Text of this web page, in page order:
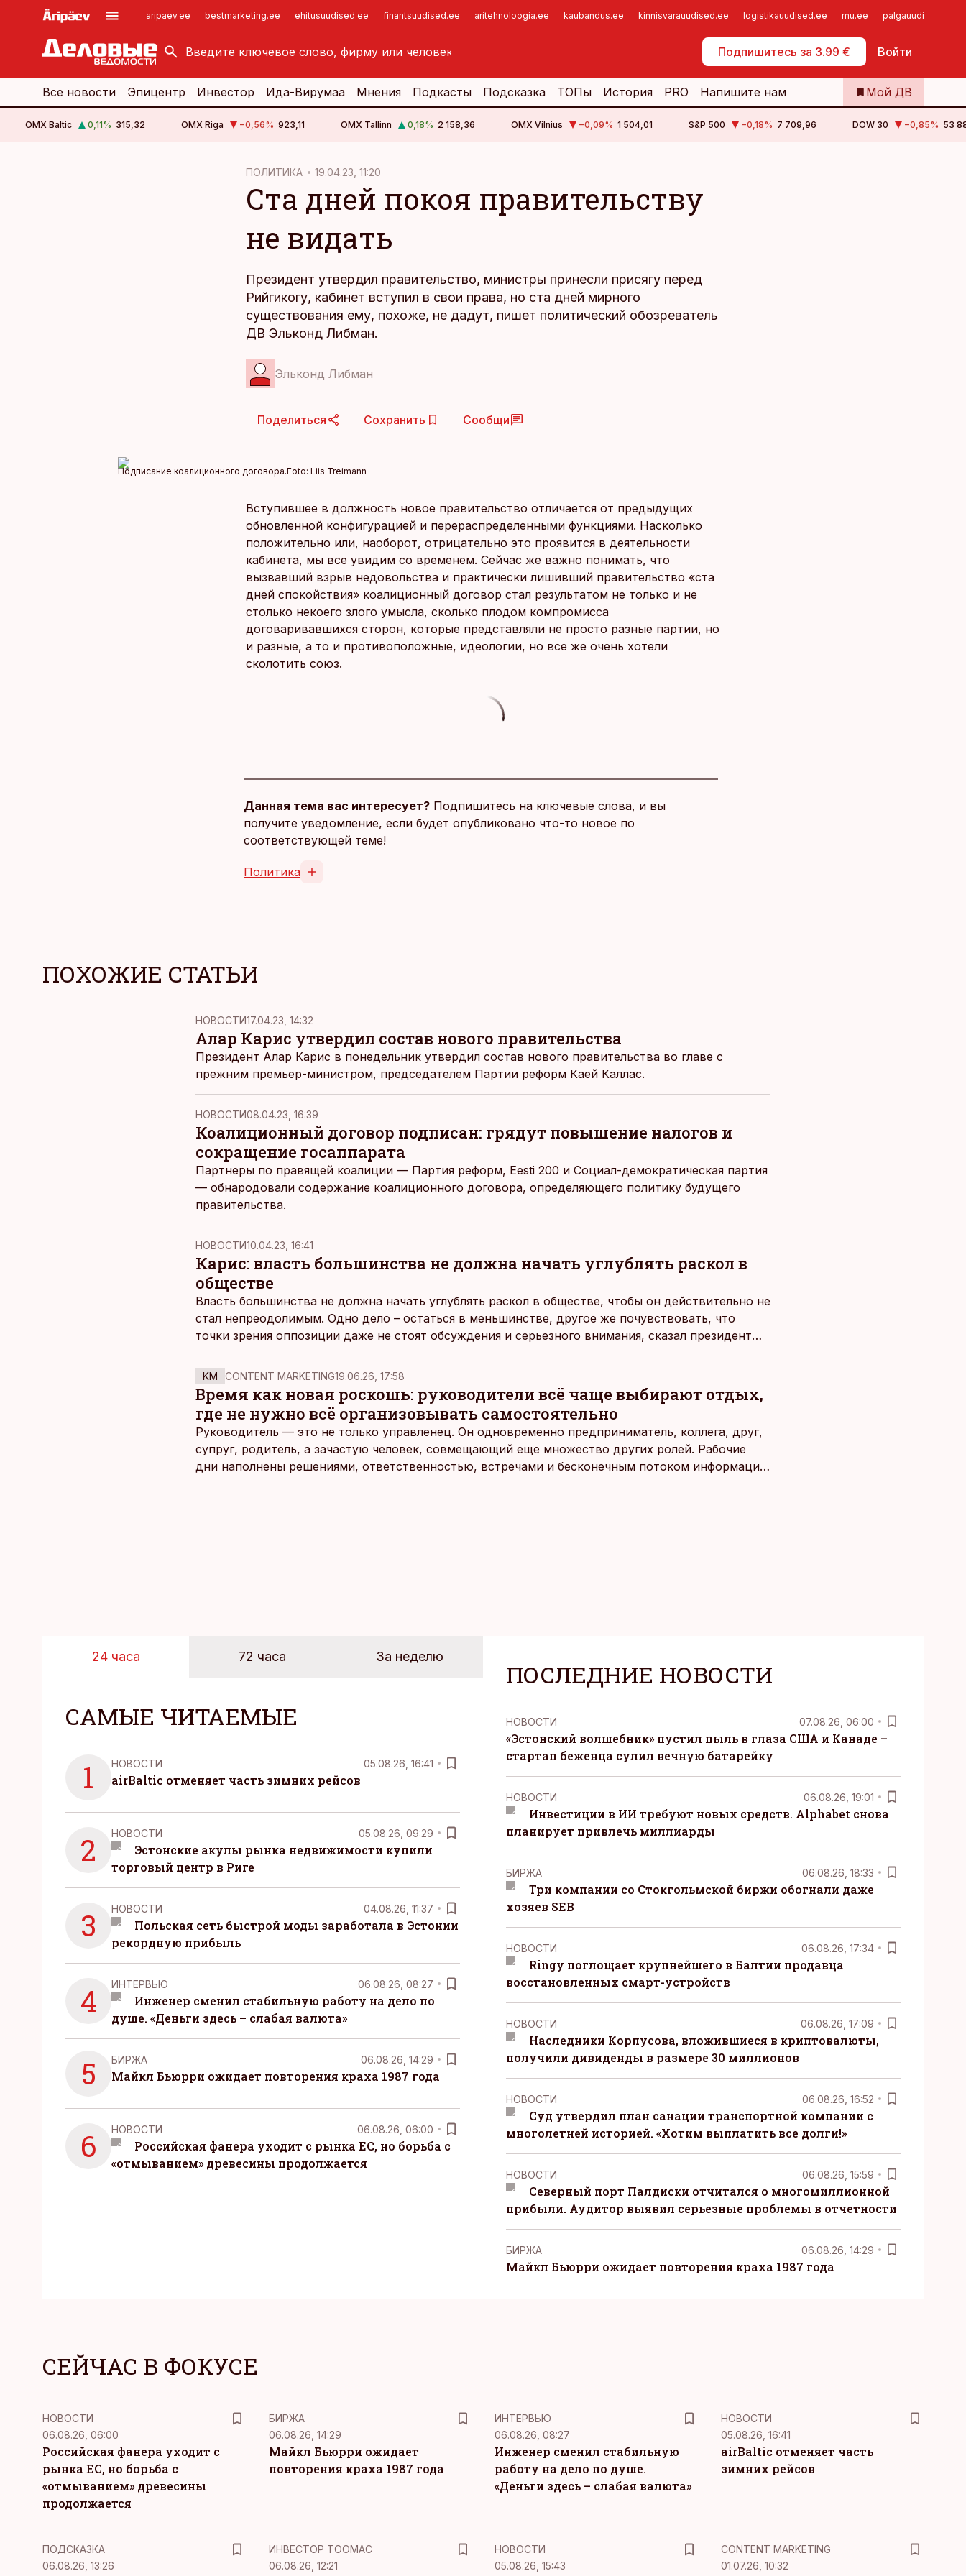
aripaev.ee bestmarketing.ee ehitusuudised.ee finantsuudised.ee aritehnoloogia.ee kaubandus.ee kinnisvarauudised.ee logistikauudised.ee mu.ee palgauudised.ee
Подпишитесь за 3.99 € Войти
kinnisvarauudised.ee
logistikauudised.ee
imelineajalugu.ee
Самообслуживание
Все новости Эпицентр Инвестор Ида-Вирумаа Мнения Подкасты Подсказка ТОПы История PRO Напишите нам Мой ДВ
OMX Baltic 0,11% 315,32 OMX Riga −0,56% 923,11 OMX Tallinn 0,18% 2 158,36 OMX Vilnius −0,09% 1 504,01 S&P 500 −0,18% 7 709,96 DOW 30 −0,85% 53
ПОЛИТИКА 19.04.23, 11:20
Ста дней покоя правительству
не видать
Президент утвердил правительство, министры принесли присягу перед
Рийгикогу, кабинет вступил в свои права, но ста дней мирного
существования ему, похоже, не дадут, пишет политический обозреватель
ДВ Эльконд Либман.
Эльконд Либман
Поделиться Сохранить Сообщи
Подписание коалиционного договора.Foto: Liis Treimann
Вступившее в должность новое правительство отличается от предыдущих
обновленной конфигурацией и перераспределенными функциями. Насколько
положительно или, наоборот, отрицательно это проявится в деятельности
кабинета, мы все увидим со временем. Сейчас же важно понимать, что
вызвавший взрыв недовольства и практически лишивший правительство «ста
дней спокойствия» коалиционный договор стал результатом не только и не
столько некоего злого умысла, сколько плодом компромисса
договаривавшихся сторон, которые представляли не просто разные партии, но
и разные, а то и противоположные, идеологии, но все же очень хотели
сколотить союз.
Данная тема вас интересует? Подпишитесь на ключевые слова, и вы
получите уведомление, если будет опубликовано что-то новое по
соответствующей теме!
Политика
ПОХОЖИЕ СТАТЬИ
НОВОСТИ17.04.23, 14:32
Алар Карис утвердил состав нового правительства
Президент Алар Карис в понедельник утвердил состав нового правительства во главе с
прежним премьер-министром, председателем Партии реформ Каей Каллас.
НОВОСТИ08.04.23, 16:39
Коалиционный договор подписан: грядут повышение налогов и
сокращение госаппарата
Партнеры по правящей коалиции — Партия реформ, Eesti 200 и Социал-демократическая партия
— обнародовали содержание коалиционного договора, определяющего политику будущего
правительства.
НОВОСТИ10.04.23, 16:41
Карис: власть большинства не должна начать углублять раскол в
обществе
Власть большинства не должна начать углублять раскол в обществе, чтобы он действительно не
стал непреодолимым. Одно дело – остаться в меньшинстве, другое же почувствовать, что
точки зрения оппозиции даже не стоят обсуждения и серьезного внимания, сказал президент
Эстонии Алар Карис в речи на открытии XV сессии Рийгикогу.
KM CONTENT MARKETING19.06.26, 17:58
Время как новая роскошь: руководители всё чаще выбирают отдых,
где не нужно всё организовывать самостоятельно
Руководитель — это не только управленец. Он одновременно предприниматель, коллега, друг,
супруг, родитель, а зачастую человек, совмещающий еще множество других ролей. Рабочие
дни наполнены решениями, ответственностью, встречами и бесконечным потоком информации,
24 часа 72 часа За неделю
САМЫЕ ЧИТАЕМЫЕ
1 НОВОСТИ 05.08.26, 16:41
airBaltic отменяет часть зимних рейсов
2 НОВОСТИ 05.08.26, 09:29
Эстонские акулы рынка недвижимости купили
торговый центр в Риге
3 НОВОСТИ 04.08.26, 11:37
Польская сеть быстрой моды заработала в Эстонии
рекордную прибыль
4 ИНТЕРВЬЮ 06.08.26, 08:27
Инженер сменил стабильную работу на дело по
душе. «Деньги здесь – слабая валюта»
5 БИРЖА 06.08.26, 14:29
Майкл Бьюрри ожидает повторения краха 1987 года
6 НОВОСТИ 06.08.26, 06:00
Российская фанера уходит с рынка ЕС, но борьба с
«отмыванием» древесины продолжается
ПОСЛЕДНИЕ НОВОСТИ
НОВОСТИ 07.08.26, 06:00
«Эстонский волшебник» пустил пыль в глаза США и Канаде –
стартап беженца сулил вечную батарейку
НОВОСТИ 06.08.26, 19:01
Инвестиции в ИИ требуют новых средств. Alphabet снова
планирует привлечь миллиарды
БИРЖА 06.08.26, 18:33
Три компании со Стокгольмской биржи обогнали даже
хозяев SEB
НОВОСТИ 06.08.26, 17:34
Ringy поглощает крупнейшего в Балтии продавца
восстановленных смарт-устройств
НОВОСТИ 06.08.26, 17:09
Наследники Корпусова, вложившиеся в криптовалюты,
получили дивиденды в размере 30 миллионов
НОВОСТИ 06.08.26, 16:52
Суд утвердил план санации транспортной компании с
многолетней историей. «Хотим выплатить все долги!»
НОВОСТИ 06.08.26, 15:59
Северный порт Палдиски отчитался о многомиллионной
прибыли. Аудитор выявил серьезные проблемы в отчетности
БИРЖА 06.08.26, 14:29
Майкл Бьюрри ожидает повторения краха 1987 года
СЕЙЧАС В ФОКУСЕ
НОВОСТИ
06.08.26, 06:00
Российская фанера уходит с
рынка ЕС, но борьба с
«отмыванием» древесины
продолжается
БИРЖА
06.08.26, 14:29
Майкл Бьюрри ожидает
повторения краха 1987 года
ИНТЕРВЬЮ
06.08.26, 08:27
Инженер сменил стабильную
работу на дело по душе.
«Деньги здесь – слабая валюта»
НОВОСТИ
05.08.26, 16:41
airBaltic отменяет часть
зимних рейсов
ПОДСКАЗКА
06.08.26, 13:26
ИНВЕСТОР ТООМАС
06.08.26, 12:21
НОВОСТИ
05.08.26, 15:43
KM
CONTENT MARKETING
01.07.26, 10:32